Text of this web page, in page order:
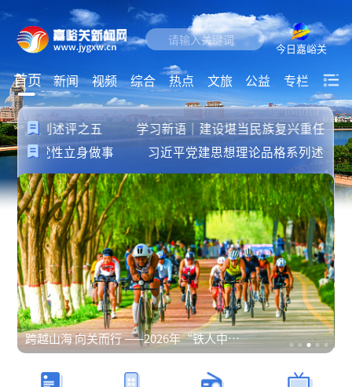
今日嘉峪关
首页 新闻 视频 综合 热点 文旅 公益 专栏
格系列述评之五
学习新语｜建设堪当民族复兴重任的高
以党性立身做事
习近平党建思想理论品格系列述评之四
跨越山海 向关而行 ——2026年“铁人中
国”T100嘉峪关公开赛暨“中国体育彩票